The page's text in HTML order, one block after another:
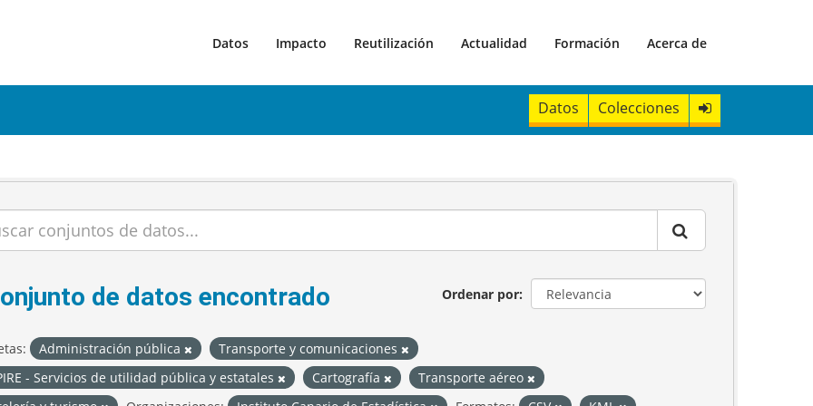
Datos Impacto Reutilización Actualidad Formación Acerca de
Datos Colecciones
Ordenar por
de datos encontrado
Administración pública
Transporte y comunicaciones
- Servicios de utilidad pública y estatales
Cartografía
Transporte aéreo